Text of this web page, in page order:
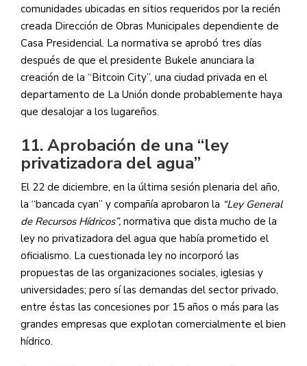
comunidades ubicadas en sitios requeridos por la recién
creada Dirección de Obras Municipales dependiente de
Casa Presidencial. La normativa se aprobó tres días
después de que el presidente Bukele anunciara la
creación de la “Bitcoin City”, una ciudad privada en el
departamento de La Unión donde probablemente haya
que desalojar a los lugareños.
11. Aprobación de una “ley
privatizadora del agua”
El 22 de diciembre, en la última sesión plenaria del año,
la “bancada cyan” y compañía aprobaron la “Ley General
de Recursos Hídricos”, normativa que dista mucho de la
ley no privatizadora del agua que había prometido el
oficialismo. La cuestionada ley no incorporó las
propuestas de las organizaciones sociales, iglesias y
universidades; pero sí las demandas del sector privado,
entre éstas las concesiones por 15 años o más para las
grandes empresas que explotan comercialmente el bien
hídrico.